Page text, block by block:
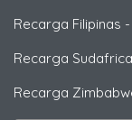
Recarga Filipinas -
Recarga Sudafrica
Recarga